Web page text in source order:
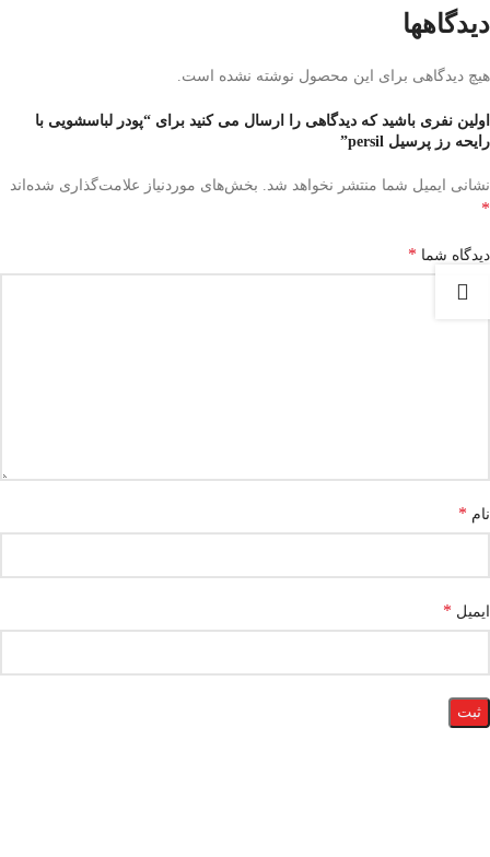
دیدگاهها
هیچ دیدگاهی برای این محصول نوشته نشده است.
اولین نفری باشید که دیدگاهی را ارسال می کنید برای “پودر لباسشویی با
رایحه رز پرسیل persil”
نشانی ایمیل شما منتشر نخواهد شد. بخش‌های موردنیاز علامت‌گذاری شده‌اند
*
دیدگاه شما *
نام *
ایمیل *